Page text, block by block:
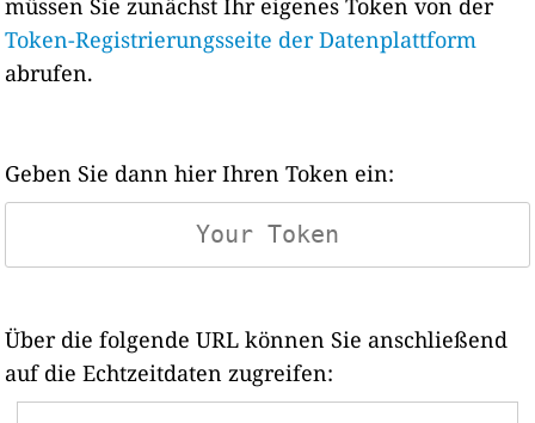
müssen Sie zunächst Ihr eigenes Token von der
Token-Registrierungsseite der Datenplattform
abrufen.
Geben Sie dann hier Ihren Token ein:
Über die folgende URL können Sie anschließend
auf die Echtzeitdaten zugreifen: